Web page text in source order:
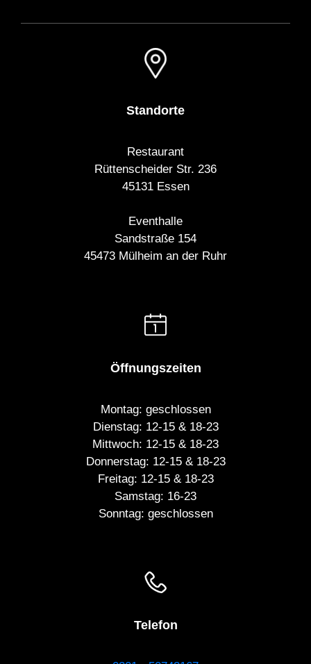
Standorte
Restaurant
Rüttenscheider Str. 236
45131 Essen
Eventhalle
Sandstraße 154
45473 Mülheim an der Ruhr
Öffnungszeiten
Montag: geschlossen
Dienstag: 12-15 & 18-23
Mittwoch: 12-15 & 18-23
Donnerstag: 12-15 & 18-23
Freitag: 12-15 & 18-23
Samstag: 16-23
Sonntag: geschlossen
Telefon